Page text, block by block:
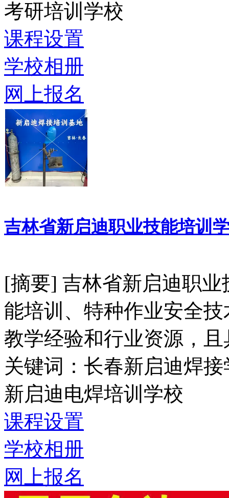
考研培训学校
课程设置
学校相册
网上报名
吉林省新启迪职业技能培训
[摘要] 吉林省新启迪职
能培训、特种作业安全
教学经验和行业资源，
关键词：长春新启迪焊
新启迪电焊培训学校
课程设置
学校相册
网上报名